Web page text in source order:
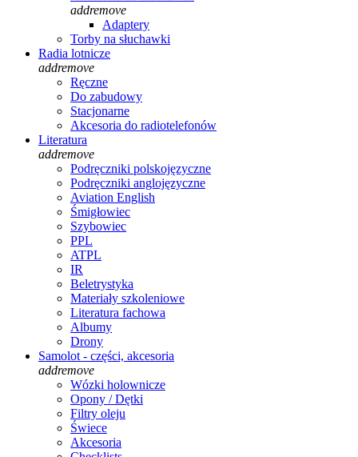
addremove
Adaptery
Torby na słuchawki
Radia lotnicze
addremove
Ręczne
Do zabudowy
Stacjonarne
Akcesoria do radiotelefonów
Literatura
addremove
Podręczniki polskojęzyczne
Podręczniki anglojęzyczne
Aviation English
Śmigłowiec
Szybowiec
PPL
ATPL
IR
Beletrystyka
Materiały szkoleniowe
Literatura fachowa
Albumy
Drony
Samolot - części, akcesoria
addremove
Wózki holownicze
Opony / Dętki
Filtry oleju
Świece
Akcesoria